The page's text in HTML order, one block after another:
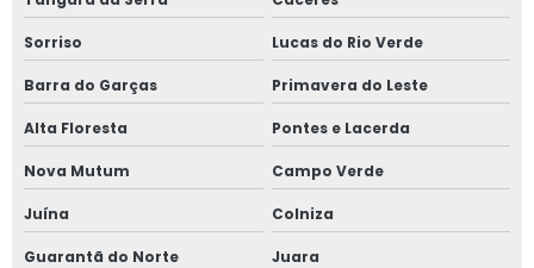
Sorriso Lucas do Rio Verde
Barra do Garças Primavera do Leste
Alta Floresta Pontes e Lacerda
Nova Mutum Campo Verde
Juína Colniza
Guarantã do Norte Juara